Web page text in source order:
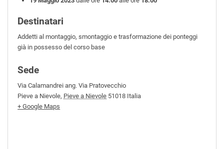
Destinatari
Addetti al montaggio, smontaggio e trasformazione dei ponteggi
già in possesso del corso base
Sede
Via Calamandrei ang. Via Pratovecchio
Pieve a Nievole, Pieve a Nievole 51018 Italia
+ Google Maps